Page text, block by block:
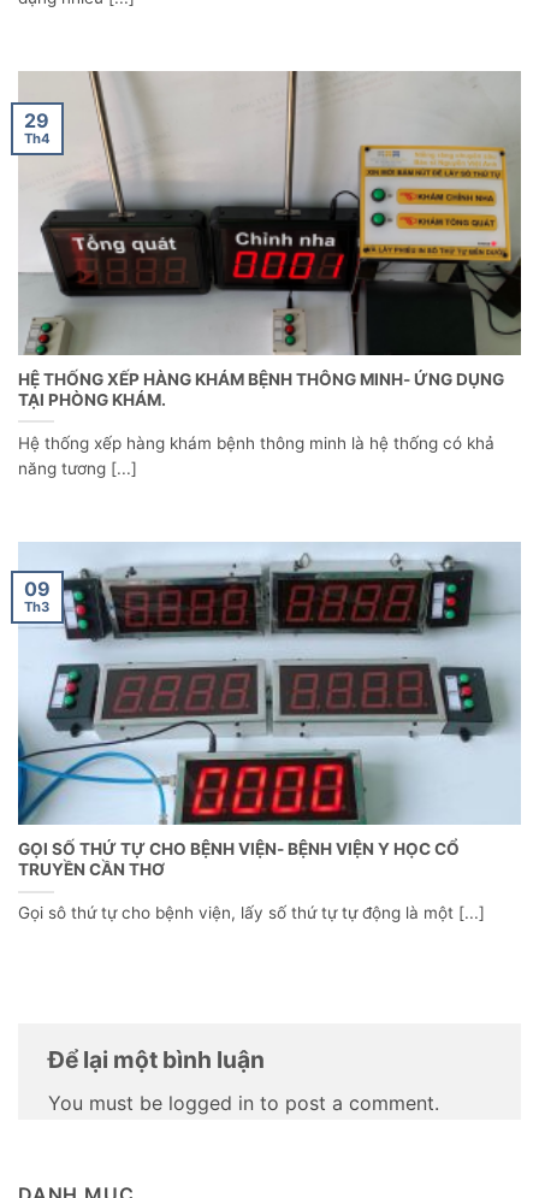
HỆ THỐNG XẾP HÀNG KHÁM BỆNH THÔNG MINH- ỨNG DỤNG
TẠI PHÒNG KHÁM.
Hệ thống xếp hàng khám bệnh thông minh là hệ thống có khả
năng tương [...]
29
Th4
GỌI SỐ THỨ TỰ CHO BỆNH VIỆN- BỆNH VIỆN Y HỌC CỔ
TRUYỀN CẦN THƠ
Gọi sô thứ tự cho bệnh viện, lấy số thứ tự tự động là một [...]
09
Th3
Để lại một bình luận
You must be logged in to post a comment.